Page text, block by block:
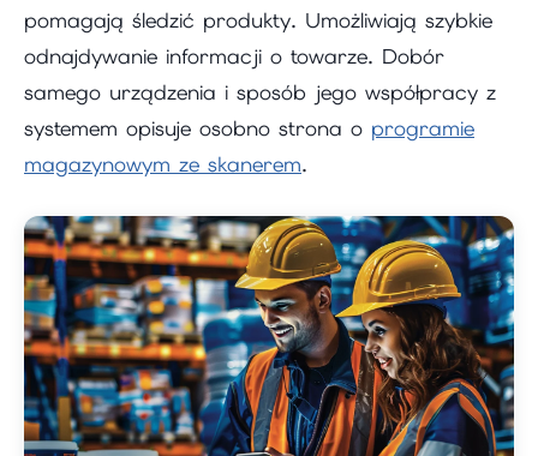
pomagają śledzić produkty. Umożliwiają szybkie
odnajdywanie informacji o towarze. Dobór
samego urządzenia i sposób jego współpracy z
systemem opisuje osobno strona o programie
magazynowym ze skanerem.